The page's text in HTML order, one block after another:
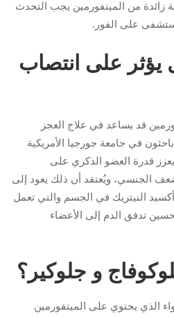
زائدة من الميتفورمين يجب التحدث
على الفور.
يؤثر على انتصاب
قد يساعد في علاج العجز
في جامعة جورجيا الأمريكية
قدرة العضو الذكري على
الجنسي، ويُعتقد أن ذلك يعود إلى
النيتريك في الجسم والتي تعمل
تدفق الدم إلى الأعضاء
و جلوكير؟
الذي يحتوي على الميتفورمين